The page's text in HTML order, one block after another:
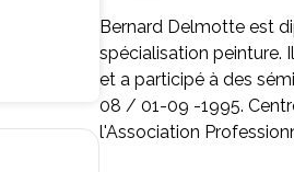
Bernard Delmotte est
spécialisation peinture.
et a participé à des
08 / 01-09 -1995.
l'Association